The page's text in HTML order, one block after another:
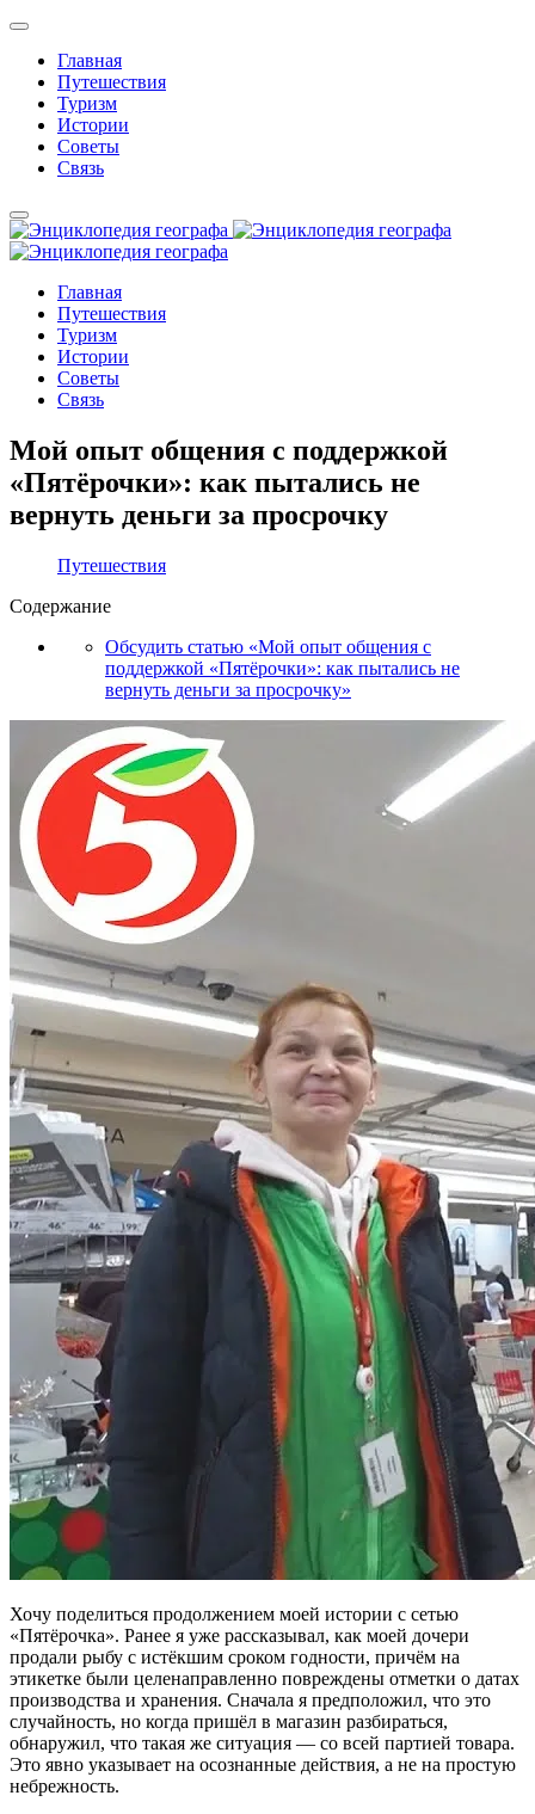
Главная
Путешествия
Туризм
Истории
Советы
Связь
Главная
Путешествия
Туризм
Истории
Советы
Связь
Мой опыт общения с поддержкой
«Пятёрочки»: как пытались не
вернуть деньги за просрочку
Путешествия
Содержание
Обсудить статью «Мой опыт общения с
поддержкой «Пятёрочки»: как пытались не
вернуть деньги за просрочку»
Хочу поделиться продолжением моей истории с сетью
«Пятёрочка». Ранее я уже рассказывал, как моей дочери
продали рыбу с истёкшим сроком годности, причём на
этикетке были целенаправленно повреждены отметки о датах
производства и хранения. Сначала я предположил, что это
случайность, но когда пришёл в магазин разбираться,
обнаружил, что такая же ситуация — со всей партией товара.
Это явно указывает на осознанные действия, а не на простую
небрежность.